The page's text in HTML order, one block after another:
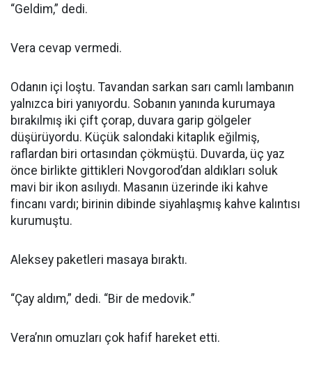
“Geldim,” dedi.
Vera cevap vermedi.
Odanın içi loştu. Tavandan sarkan sarı camlı lambanın
yalnızca biri yanıyordu. Sobanın yanında kurumaya
bırakılmış iki çift çorap, duvara garip gölgeler
düşürüyordu. Küçük salondaki kitaplık eğilmiş,
raflardan biri ortasından çökmüştü. Duvarda, üç yaz
önce birlikte gittikleri Novgorod’dan aldıkları soluk
mavi bir ikon asılıydı. Masanın üzerinde iki kahve
fincanı vardı; birinin dibinde siyahlaşmış kahve kalıntısı
kurumuştu.
Aleksey paketleri masaya bıraktı.
“Çay aldım,” dedi. “Bir de medovik.”
Vera’nın omuzları çok hafif hareket etti.